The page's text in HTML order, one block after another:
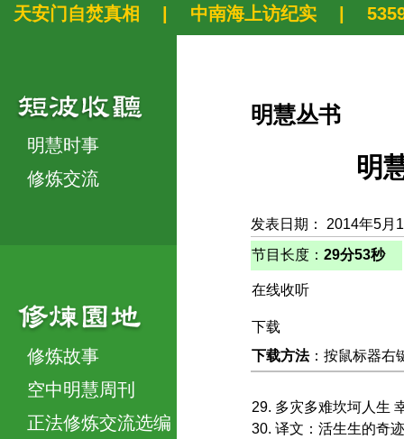
天安门自焚真相 中南海上访纪实
明慧时事
修炼交流
修炼故事
空中明慧周刊
正法修炼交流选编
明慧丛书
明
发表日期： 2014年5月
节目长度： 29分53秒
在线收听
下载
下载方法：按鼠标器右
29. 多灾多难坎坷人生
30. 译文：活生生的奇